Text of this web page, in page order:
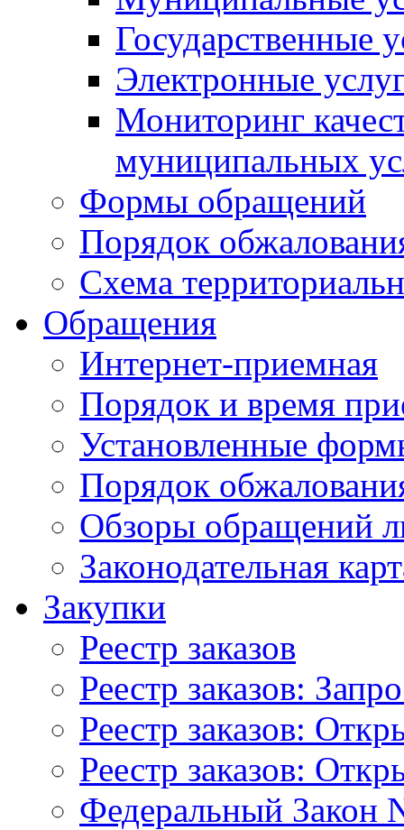
Государственные
Электронные
Мониторинг
муниципальных
Формы обращений
Порядок
Схема
Обращения
Интернет-приемная
Порядок и время
Установленные
Порядок
Обзоры обращений
Законодательная
Закупки
Реестр заказов
Реестр заказов:
Реестр заказов:
Реестр заказов:
Федеральный Закон